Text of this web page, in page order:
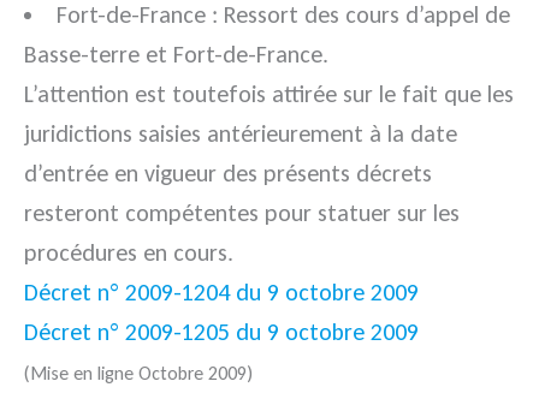
Fort-de-France : Ressort des cours d’appel de
Basse-terre et Fort-de-France.
L’attention est toutefois attirée sur le fait que les
juridictions saisies antérieurement à la date
d’entrée en vigueur des présents décrets
resteront compétentes pour statuer sur les
procédures en cours.
Décret n° 2009-1204 du 9 octobre 2009
Décret n° 2009-1205 du 9 octobre 2009
(Mise en ligne Octobre 2009)